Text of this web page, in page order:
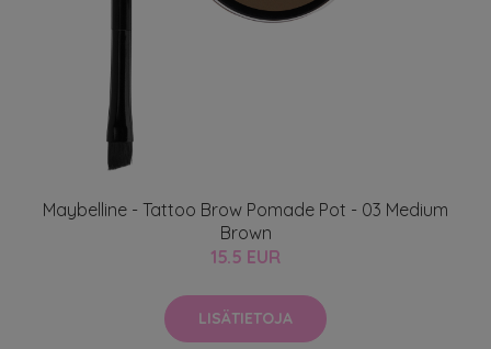
Maybelline - Tattoo Brow Pomade Pot - 03 Medium
Brown
15.5 EUR
LISÄTIETOJA